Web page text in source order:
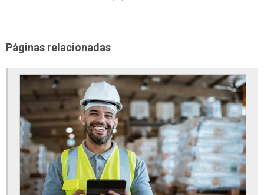
Conexões flangeadas
Conexões forjadas aço carbono
Conexões inox
Conexões inox roscadas
Conexões para tubos de aço carbono
Conexões sanitárias
Páginas relacionadas